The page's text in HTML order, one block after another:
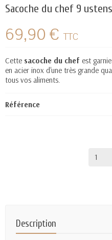
Sacoche du chef 9
69,90 € TTC
Cette sacoche du chef est
en acier inox d'une très grande
tous vos aliments.
Référence
Description